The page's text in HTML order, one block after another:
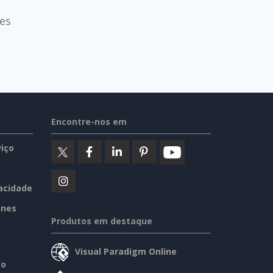
Encontre-nos em
Produtos em destaque
Visual Paradigm Online